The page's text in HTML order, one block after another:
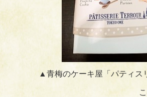
▲青梅のケーキ屋「パティス